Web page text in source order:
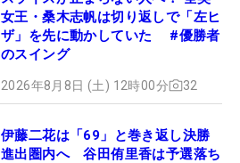
女王・桑木志帆は切り返しで「左ヒ
ザ」を先に動かしていた #優勝者
のスイング
2026年8月8日 (土) 12時00分 32
伊藤二花は「69」と巻き返し決勝
進出圏内へ 谷田侑里香は予選落ち